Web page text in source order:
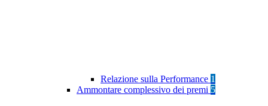
Relazione sulla Performance 1
Ammontare complessivo dei premi 5